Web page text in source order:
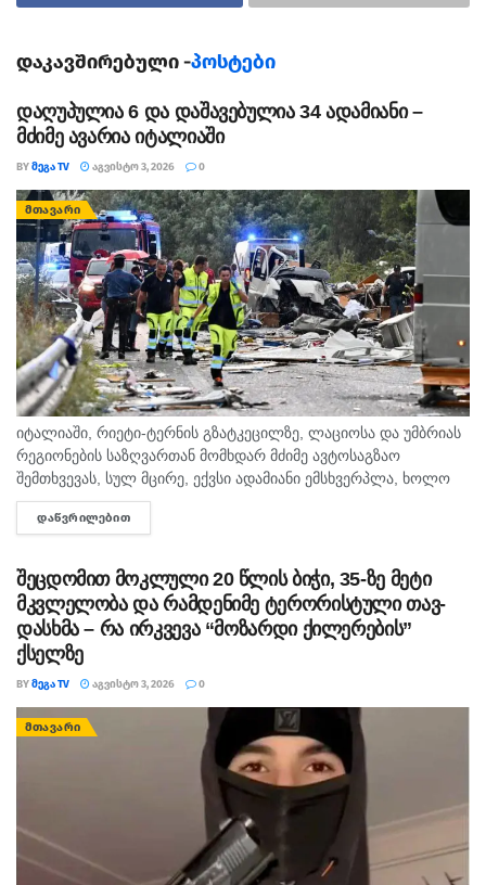
დაკავშირებული -პოსტები
დაღუპულია 6 და დაშავებულია 34 ადამიანი –
მძიმე ავარია იტალიაში
BYᲛᲔᲒᲐ TV ᲐᲒᲕᲘᲡᲢᲝ 3, 2026 0
ᲛᲗᲐᲕᲐᲠᲘ
იტალიაში, რიეტი-ტერნის გზატკეცილზე, ლაციოსა და უმბრიას
რეგიონების საზღვართან მომხდარ მძიმე ავტოსაგზაო
შემთხვევას, სულ მცირე, ექვსი ადამიანი ემსხვერპლა, ხოლო
34 დაშავდა. იტალიური მედიის ინფორმაციით, ავტობუსი,
რომელსაც ტურისტები მარმორეს ჩანჩქერის მიმართულებით
ᲓᲐᲬᲕᲠᲘᲚᲔᲑᲘᲗ
შეცდომით მოკლული 20 წლის ბიჭი, 35-ზე მეტი
მკვლე­ლო­ბა და რამ­დე­ნი­მე ტე­რო­რის­ტუ­ლი თავ­
დას­ხმა – რა ირკვევა “მოზარდი ქილერების”
ქსელზე
BYᲛᲔᲒᲐ TV ᲐᲒᲕᲘᲡᲢᲝ 3, 2026 0
ᲛᲗᲐᲕᲐᲠᲘ